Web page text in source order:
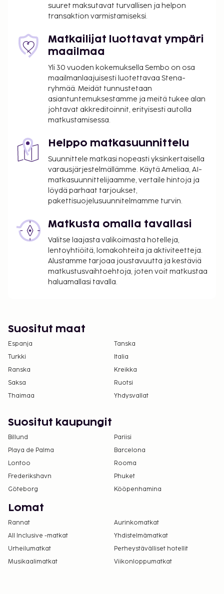
kahvila ja huonepalvelun (rajoitettuina aikoina).
Baarissa voit nauttia raikasta juotavaa.
Majoituspaikka veloittaa seuraavat paikan päällä
suoritettavat maksut. Maksuihin saattaa sisältyä
sovellettavat verot:
Kaupunki perii kaupunkiveron, joka maksetaan
majoituspaikassa. Veron määrä riippuu
kaudesta, eikä sitä välttämättä peritä ympäri
vuoden. Muita poikkeuksia tai alennuksia
saatetaan soveltaa. Lisätietoja saat ottamalla
varausvahvistuksessa olevia tietoja käyttäen.
Kaupungin perimä vero: 1.11.–31.3. välisenä aikana
3.00 EUR per majoitustila per yö
Kaupungin perimä vero: 1.4.–31.10. välisenä
aikana 10.00 EUR per majoitustila per yö
ilmoittamat maksut.
Kansallisten määräysten vuoksi käteismaksut
eivät voi ylittää 500 EUR:n suuruista summaa
tässä majoituspaikassa. Saat lisätietoja asiasta
ottamalla yhteyttä majoituspaikkaan
etukäteen. Varauksen voi tehdä ottamalla
soittamalla varausvahvistuksessa olevaan
numeroon.
Majoituspaikassa on tarjolla
yhdistettäviä/vierekkäisiä huoneita, joiden
saatavuus on rajoitettua. Niitä voi pyytää
Yhteystiedot löytyvät varausvahvistuksesta.
Kaikki maksut voidaan maksaa käteisettömillä
maksutavoilla.
katsomatta (LGBTQ+ -ystävällinen).
suuret maksutavat turvallisen ja helpon
transaktion varmistamiseksi.
Matkailijat luottavat ympäri
maailmaa
Yli 30 vuoden kokemuksella Sembo on osa
maailmanlaajuisesti luotettavaa Stena-
ryhmää. Meidät tunnustetaan
asiantuntemuksestamme ja meitä tukee alan
johtavat akkreditoinnit, erityisesti autolla
matkustamisessa.
Helppo matkasuunnittelu
Suunnittele matkasi nopeasti yksinkertaisella
varausjärjestelmällämme. Käytä Ameliaa, AI-
matkasuunnittelijaamme, vertaile hintoja ja
löydä parhaat tarjoukset,
pakettisuojelusuunnitelmamme turvin.
Matkusta omalla tavallasi
Valitse laajasta valikoimasta hotelleja,
lentoyhtiöitä, lomakohteita ja aktiviteetteja.
Alustamme tarjoaa joustavuutta ja kestäviä
matkustusvaihtoehtoja, joten voit matkustaa
haluamallasi tavalla.
Suositut maat
Espanja
Tanska
Turkki
Italia
Ranska
Kreikka
Saksa
Ruotsi
Thaimaa
Yhdysvallat
Suositut kaupungit
Billund
Pariisi
Playa de Palma
Barcelona
Lontoo
Rooma
Frederikshavn
Phuket
Göteborg
Kööpenhamina
Lomat
Rannat
Aurinkomatkat
All Inclusive -matkat
Yhdistelmämatkat
Urheilumatkat
Perheystävälliset hotellit
Musikaalimatkat
Viikonloppumatkat